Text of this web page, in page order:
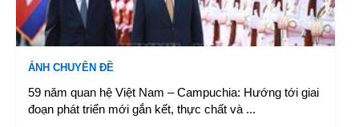
ẢNH CHUYÊN ĐỀ
59 năm quan hệ Việt Nam – Campuchia: Hướng tới giai
đoạn phát triển mới gắn kết, thực chất và ...